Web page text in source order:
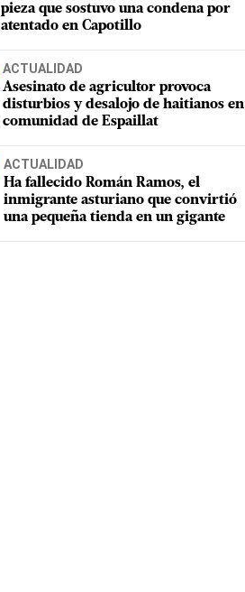
pieza que sostuvo una condena por
atentado en Capotillo
ACTUALIDAD
Asesinato de agricultor provoca
disturbios y desalojo de haitianos en
comunidad de Espaillat
ACTUALIDAD
Ha fallecido Román Ramos, el
inmigrante asturiano que convirtió
una pequeña tienda en un gigante